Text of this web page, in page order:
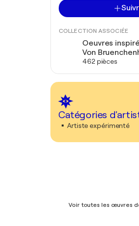
COLLECTION ASSOCIÉE
Oeuvres
Von
462 pièces
Catégories
Artiste expérimenté
Voir toutes les œuvres